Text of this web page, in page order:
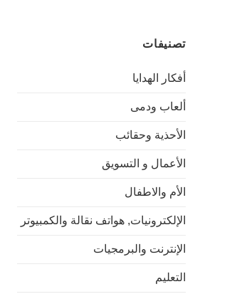
تصنيفات
أفكار الهدايا
ألعاب ودمى
الأحذية وحقائب
الأعمال و التسويق
الأم والاطفال
الإلكترونيات, هواتف نقالة والكمبيوتر
الإنترنت والبرمجيات
التعليم